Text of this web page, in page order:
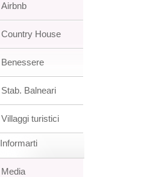
Airbnb
Country House
Benessere
Stab. Balneari
Villaggi turistici
Informarti
Media